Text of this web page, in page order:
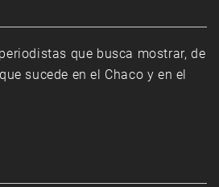
que busca mostrar, de
sucede en el Chaco y en el